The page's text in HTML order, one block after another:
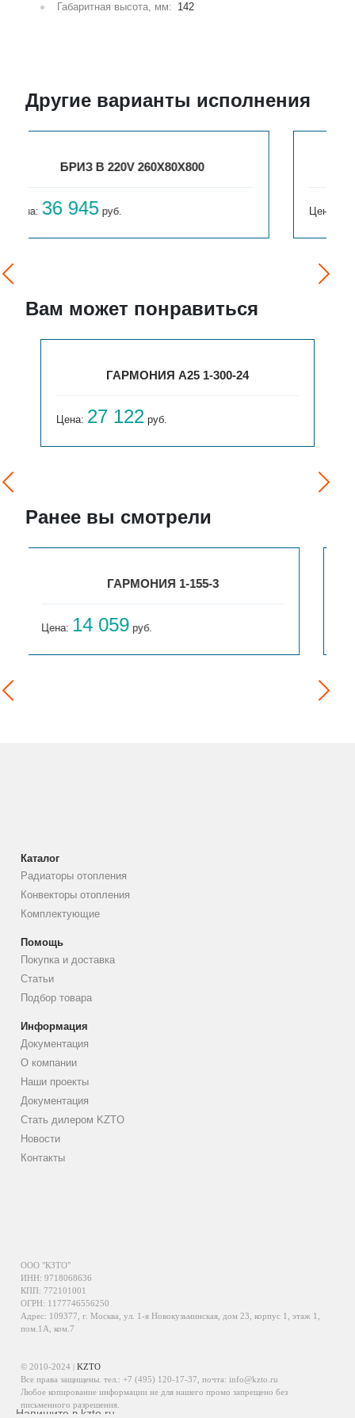
Габаритная высота, мм: 142
Другие варианты исполнения
БРИЗ В 220V 260X80X900
Цена:40 121
Вам может понравиться
ГАРМОНИЯ А25 2-1500-28
Цена:148 073руб.
Ранее вы смотрели
ГАРМОНИЯ 1-155-4
Цена:15 654руб.
Каталог
Радиаторы отопления
Конвекторы отопления
Комплектующие
Помощь
Покупка и доставка
Статьи
Подбор товара
Информация
Документация
О компании
Наши проекты
Документация
Стать дилером KZTO
Новости
Контакты
ООО "КЗТО"
ИНН: 9718068636
КПП: 772101001
ОГРН: 1177746556250
Адрес: 109377, г. Москва, ул. 1-я Новокузьминская, дом 23, корпус 1, этаж 1,
пом.1А, ком.7
© 2010-2024 |KZTO
Все права защищены. тел.: +7 (495) 120-17-37 , почта: info@kzto.ru
Любое копирование информации не для нашего промо запрещено без
письменного разрешения.
Напишите в kzto.ru